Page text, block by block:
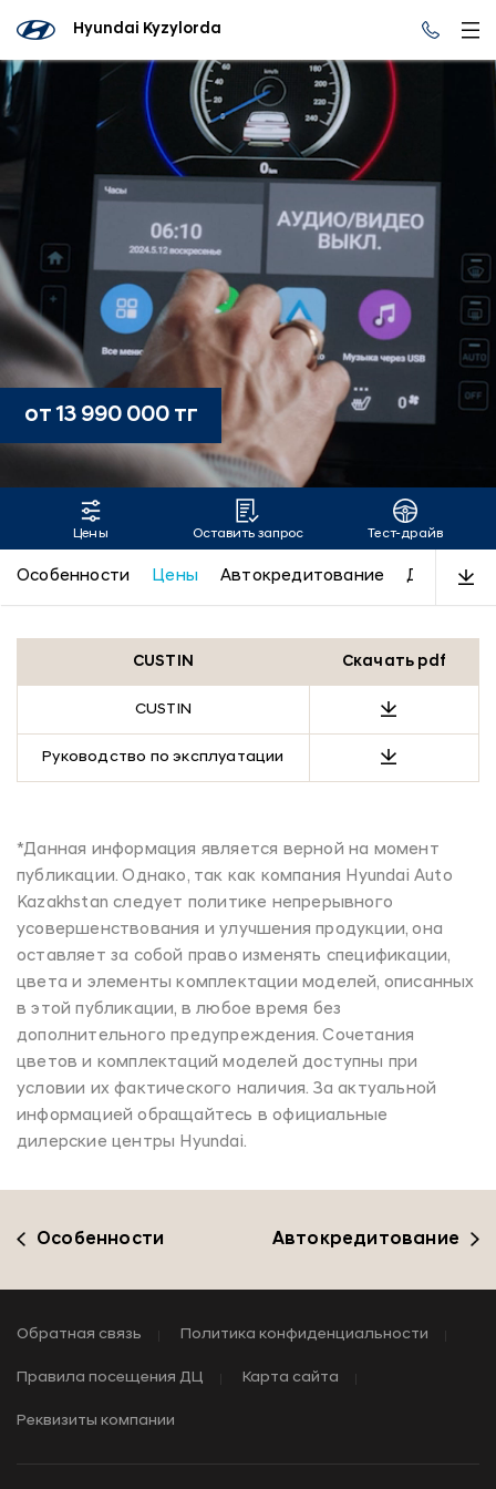
Hyundai Kyzylorda
CUSTIN
от 13 990 000 тг
Цены Оставить запрос Тест-драйв
Особенности Цены Автокредитование Дизайн
CUSTIN Скачать pdf
CUSTIN
Руководство по эксплуатации
*Данная информация является верной на момент
публикации. Однако, так как компания Hyundai Auto
Kazakhstan следует политике непрерывного
усовершенствования и улучшения продукции, она
оставляет за собой право изменять спецификации,
цвета и элементы комплектации моделей, описанных
в этой публикации, в любое время без
дополнительного предупреждения. Сочетания
цветов и комплектаций моделей доступны при
условии их фактического наличия. За актуальной
информацией обращайтесь в официальные
дилерские центры Hyundai.
Особенности Автокредитование
Обратная связь Политика конфиденциальности
Правила посещения ДЦ Карта сайта
Реквизиты компании